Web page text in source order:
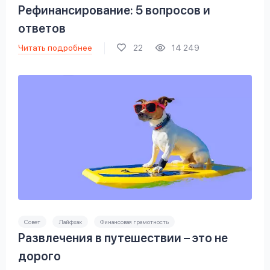
Рефинансирование: 5 вопросов и
ответов
Читать подробнее 22 14 249
Совет Лайфхак Финансовая грамотность
Развлечения в путешествии – это не
дорого